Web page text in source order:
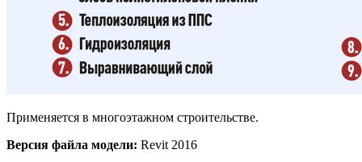
Применяется в многоэтажном строительстве.
Версия файла модели: Revit 2016